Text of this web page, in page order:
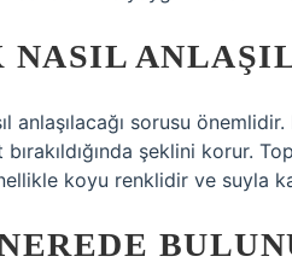
anlaşılacağı sorusu
şeklini korur.
koyu renklidir ve suyla